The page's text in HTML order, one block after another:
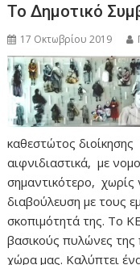
Το Δημοτικό
17 Οκτωβρίου 2019
καθεστώτος
αιφνιδιαστικά, με
σημαντικότερο, χωρίς
διαβούλευση με τους
σκοπιμότητά της. Το
βασικούς πυλώνες της
χώρα μας. Καλύπτει